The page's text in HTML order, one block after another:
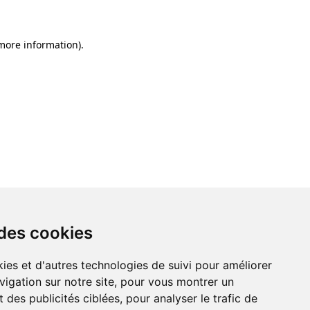
cookies
et d'autres technologies de suivi pour améliorer
sur notre site, pour vous montrer un
des publicités ciblées, pour analyser le trafic de
information).